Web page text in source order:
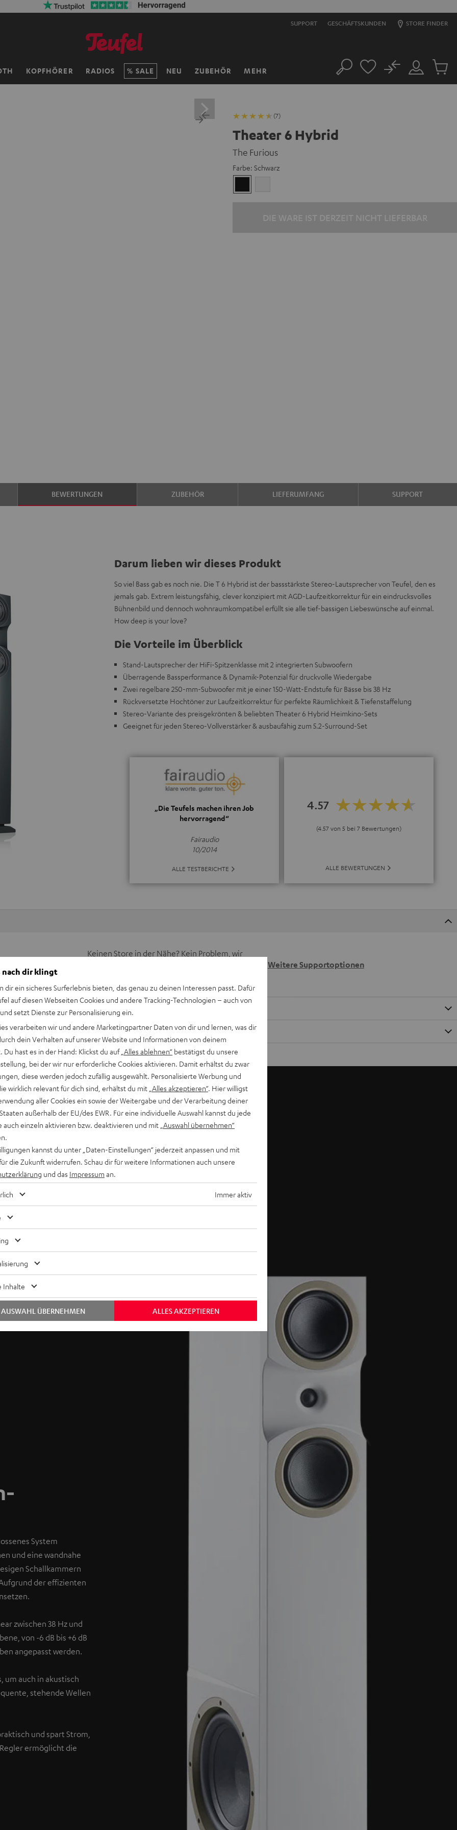
SUPPORT GESCHÄFTSKUNDEN STORE FINDER
KOPFHÖRER RADIOS SALE NEU ZUBEHÖR MEHR Suche
Mein
Konto
No
Artikel
(7)
Theater 6 Hybrid
The Furious
Farbe: Schwarz
BEWERTUNGEN ZUBEHÖR LIEFERUMFANG SUPPORT
Darum lieben wir dieses Produkt
So viel Bass gab es noch nie. Die T 6 Hybrid ist der bassstärkste Stereo-Lautsprecher von Teufel, den es
jemals gab. Extrem leistungsfähig, clever konzipiert mit AGD-Laufzeitkorrektur für ein eindrucksvolles
Bühnenbild und dennoch wohnraumkompatibel erfüllt sie alle tief-bassigen Liebeswünsche auf einmal.
How deep is your love?
Die Vorteile im Überblick
Stand-Lautsprecher der HiFi-Spitzenklasse mit 2 integrierten Subwoofern
Überragende Bassperformance & Dynamik-Potenzial für druckvolle Wiedergabe
Zwei regelbare 250-mm-Subwoofer mit je einer 150-Watt-Endstufe für Bässe bis 38 Hz
Rückversetzte Hochtöner zur Laufzeitkorrektur für perfekte Räumlichkeit & Tiefenstaffelung
Stereo-Variante des preisgekrönten & beliebten Theater 6 Hybrid Heimkino-Sets
Geeignet für jeden Stereo-Vollverstärker & ausbaufähig zum 5.2-Surround-Set
„Die Teufels machen ihren Job
hervorragend“
Fairaudio
10/2014
ALLE TESTBERICHTE
4.57
(4.57 von 5 bei 7 Bewertungen)
ALLE BEWERTUNGEN
Keinen Store in der Nähe? Kein Problem, wir
Weitere Supportoptionen
Sportwagen
Standlautsprecher ermöglicht eine ästhetisch ansprechende
abgesetzte Subwoofer-Kammern, einen massiven
und vieles mehr.
bis ausgewogen. An der Rückseite der Lautsprecher
tiefe Frequenzen heraus, um auch in akustisch
System
und eine wandnahe
Schallkammern
der effizienten
zwischen 38 Hz und
von -6 dB bis +6 dB
angepasst werden.
um auch in akustisch
stehende Wellen
und spart Strom,
ermöglicht die
nach dir klingt
dir ein sicheres Surferlebnis bieten, das genau zu deinen Interessen passt. Dafür
auf diesen Webseiten Cookies und andere Tracking-Technologien – auch von
setzt Dienste zur Personalisierung ein.
verarbeiten wir und andere Marketingpartner Daten von dir und lernen, was dir
dein Verhalten auf unserer Website und Informationen von deinem
Du hast es in der Hand: Klickst du auf „Alles ablehnen“ bestätigst du unsere
bei der wir nur erforderliche Cookies aktivieren. Damit erhältst du zwar
diese werden jedoch zufällig ausgewählt. Personalisierte Werbung und
wirklich relevant für dich sind, erhältst du mit „Alles akzeptieren“. Hier willigst
aller Cookies ein sowie der Weitergabe und der Verarbeitung deiner
außerhalb der EU/des EWR. Für eine individuelle Auswahl kannst du jede
auch einzeln aktivieren bzw. deaktivieren und mit „Auswahl übernehmen“
kannst du unter „Daten-Einstellungen“ jederzeit anpassen und mit
die Zukunft widerrufen. Schau dir für weitere Informationen auch unsere
und das Impressum an.
Immer aktiv
Inhalte
ALLES AKZEPTIEREN
AUSWAHL ÜBERNEHMEN